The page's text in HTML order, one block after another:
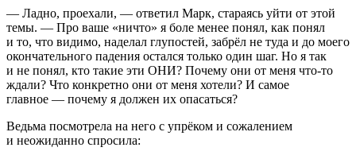
— Ладно, проехали, — ответил Марк, стараясь уйти от этой
темы. — Про ваше «ничто» я боле менее понял, как понял
и то, что видимо, наделал глупостей, забрёл не туда и до моего
окончательного падения остался только один шаг. Но я так
и не понял, кто такие эти ОНИ? Почему они от меня что-то
ждали? Что конкретно они от меня хотели? И самое
главное — почему я должен их опасаться?
Ведьма посмотрела на него с упрёком и сожалением
и неожиданно спросила: